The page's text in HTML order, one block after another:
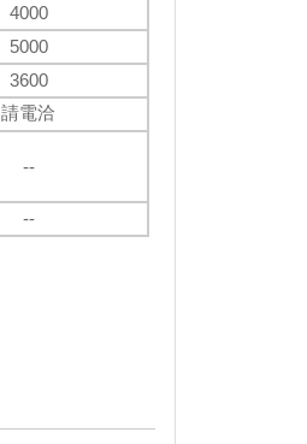
4000
5000
3600
請電洽
--
--